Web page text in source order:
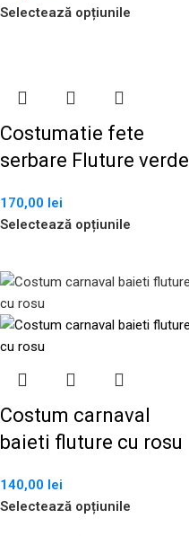
Selectează opțiunile
Costumatie fete
serbare Fluture verde
170,00 lei
Selectează opțiunile
Costum carnaval
baieti fluture cu rosu
140,00 lei
Selectează opțiunile